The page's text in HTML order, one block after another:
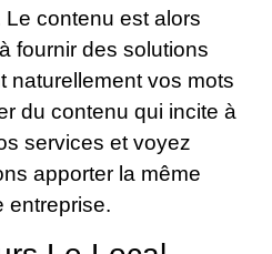
Le contenu est alors
fournir des solutions
naturellement vos mots
du contenu qui incite à
services et voyez
apporter la même
entreprise.